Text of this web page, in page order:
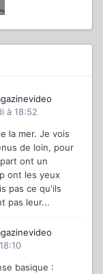
à 18:52
la mer. Je vois
de loin, pour
ont un
ont les yeux
pas ce qu'ils
pas leur...
basique :